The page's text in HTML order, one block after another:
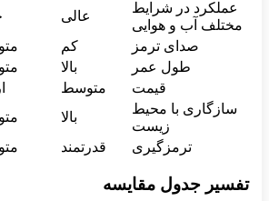
عملکرد در شرایط
مختلف آب و هوایی
عالی
صدای ترمز
کم
طول عمر
بالا
قیمت
متوسط
سازگاری با محیط
زیست
بالا
ترمزگیری
قدرتمند
تفسیر جدول مقایسه